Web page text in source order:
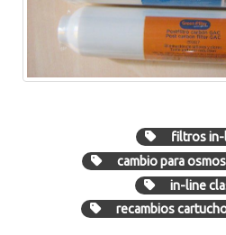
filtros
cambio para
in-line
recambios